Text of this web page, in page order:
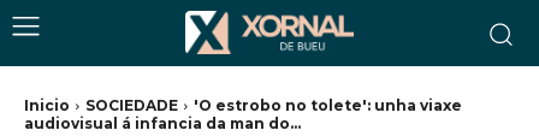
Inicio SOCIEDADE
'O estrobo no tolete': unha viaxe
audiovisual á infancia da man do...